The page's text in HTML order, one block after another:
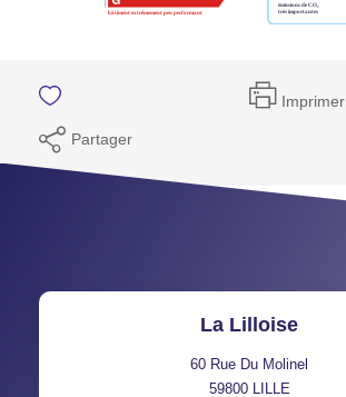
Imprimer
Partager
La Lilloise
60 Rue Du Molinel
59800 LILLE